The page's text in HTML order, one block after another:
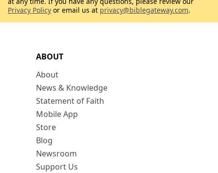
ABOUT
About
News & Knowledge
Statement of Faith
Mobile App
Store
Blog
Newsroom
Support Us
Privacy Policy or email us at privacy@biblegateway.com.